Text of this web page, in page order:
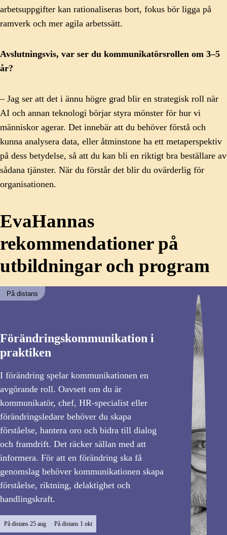
arbetsuppgifter kan rationaliseras bort, fokus bör ligga på
ramverk och mer agila arbetssätt.
Avslutningsvis, var ser du kommunikatörsrollen om 3–5
år?
– Jag ser att det i ännu högre grad blir en strategisk roll när
AI och annan teknologi börjar styra mönster för hur vi
människor agerar. Det innebär att du behöver förstå och
kunna analysera data, eller åtminstone ha ett metaperspektiv
på dess betydelse, så att du kan bli en riktigt bra beställare av
sådana tjänster. När du förstår det blir du ovärderlig för
organisationen.
EvaHannas
rekommendationer på
utbildningar och program
På distans
Förändringskommunikation i
praktiken
I förändring spelar kommunikationen en
avgörande roll. Oavsett om du är
kommunikatör, chef, HR-specialist eller
förändringsledare behöver du skapa
förståelse, hantera oro och bidra till dialog
och framdrift. Det räcker sällan med att
informera. För att en förändring ska få
genomslag behöver kommunikationen skapa
förståelse, riktning, delaktighet och
handlingskraft.
På distans 25 aug På distans 1 okt